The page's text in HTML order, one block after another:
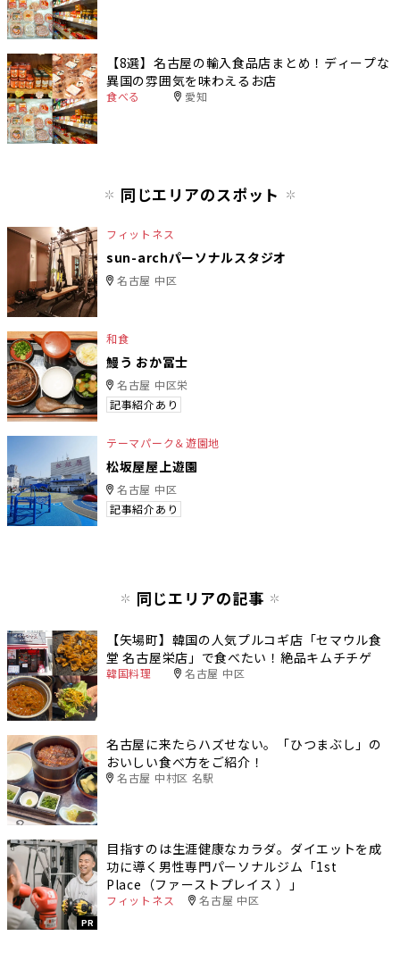
【8選】名古屋の輸入食品店まとめ！ディープな
異国の雰囲気を味わえるお店
食べる 愛知
同じエリアのスポット
フィットネス
sun-archパーソナルスタジオ
名古屋 中区
和食
鰻う おか冨士
名古屋 中区栄
記事紹介あり
テーマパーク＆遊園地
松坂屋屋上遊園
名古屋 中区
記事紹介あり
同じエリアの記事
【矢場町】韓国の人気プルコギ店「セマウル食
堂 名古屋栄店」で食べたい！絶品キムチチゲ
韓国料理 名古屋 中区
名古屋に来たらハズせない。「ひつまぶし」の
おいしい食べ方をご紹介！
名古屋 中村区 名駅
PR
目指すのは生涯健康なカラダ。ダイエットを成
功に導く男性専門パーソナルジム「1st
Place（ファーストプレイス ）」
フィットネス 名古屋 中区